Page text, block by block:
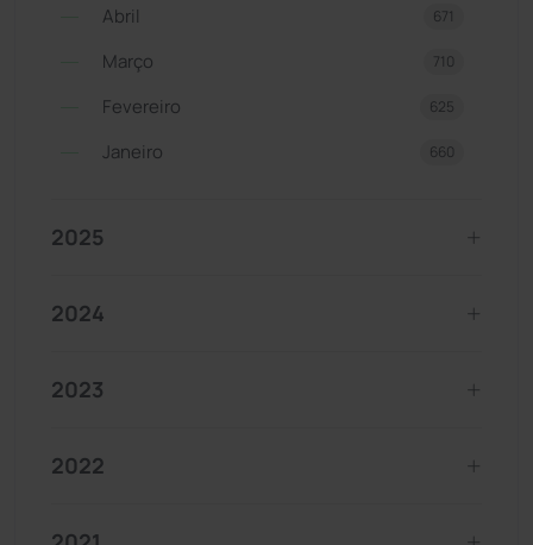
Abril 671
Março 710
Fevereiro 625
Janeiro 660
2025
2024
2023
2022